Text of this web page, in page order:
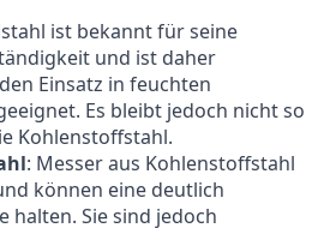
ist bekannt für seine
und ist daher
Einsatz in feuchten
Es bleibt jedoch nicht so
Kohlenstoffstahl.
: Messer aus Kohlenstoffstahl
können eine deutlich
halten. Sie sind jedoch